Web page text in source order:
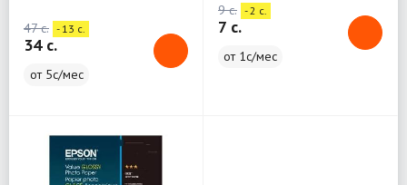
47 c. - 13 c.
34 c.
от 5с/мес
9 c. - 2 c.
7 c.
от 1с/мес